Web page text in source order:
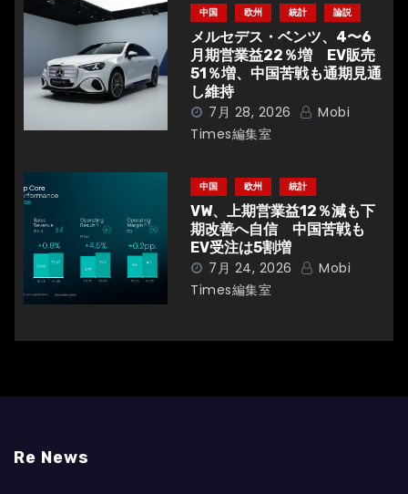
中国 欧州 統計 論説
メルセデス・ベンツ、4〜6
月期営業益22％増 EV販売
51％増、中国苦戦も通期見通
し維持
7月 28, 2026
Mobi
Times編集室
中国 欧州 統計
VW、上期営業益12％減も下
期改善へ自信 中国苦戦も
EV受注は5割増
7月 24, 2026
Mobi
Times編集室
Re News